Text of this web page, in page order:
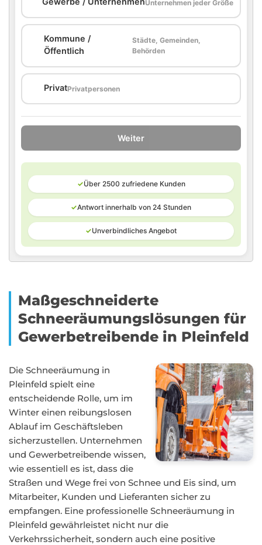
Unternehmen jeder Größe
Kommune /
Öffentlich
Städte, Gemeinden,
Behörden
PrivatPrivatpersonen
Weiter
✓Über 2500 zufriedene Kunden
✓Antwort innerhalb von 24 Stunden
✓Unverbindliches Angebot
Maßgeschneiderte
Schneeräumungslösungen für
Gewerbetreibende in Pleinfeld
Die Schneeräumung in
Pleinfeld spielt eine
entscheidende Rolle, um im
Winter einen reibungslosen
Ablauf im Geschäftsleben
sicherzustellen. Unternehmen
und Gewerbetreibende wissen,
wie essentiell es ist, dass die
Straßen und Wege frei von Schnee und Eis sind, um
Mitarbeiter, Kunden und Lieferanten sicher zu
empfangen. Eine professionelle Schneeräumung in
Pleinfeld gewährleistet nicht nur die
Verkehrssicherheit, sondern auch eine positive